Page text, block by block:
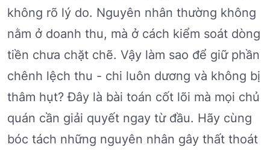
không rõ lý do. Nguyên nhân thường không
nằm ở doanh thu, mà ở cách kiểm soát dòng
tiền chưa chặt chẽ. Vậy làm sao để giữ phần
chênh lệch thu - chi luôn dương và không bị
thâm hụt? Đây là bài toán cốt lõi mà mọi chủ
quán cần giải quyết ngay từ đầu. Hãy cùng
bóc tách những nguyên nhân gây thất thoát